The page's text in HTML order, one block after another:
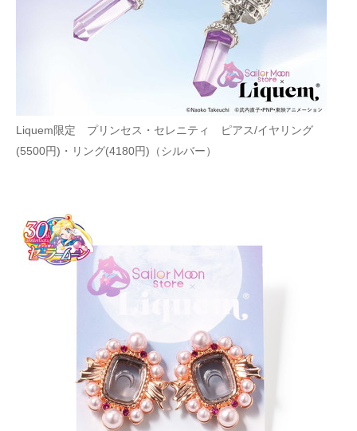
Liquem限定 プリンセス・セレニティ ピアス/イヤリング
(5500円)・リング(4180円)（シルバー）